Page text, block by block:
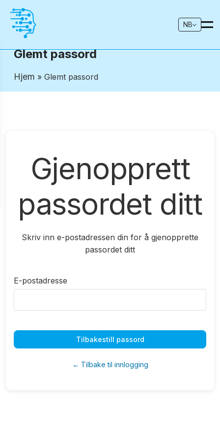
NB
Glemt passord
Hjem » Glemt passord
Gjenopprett
passordet ditt
Skriv inn e-postadressen din for å gjenopprette
passordet ditt
E-postadresse
Tilbakestill passord
← Tilbake til innlogging